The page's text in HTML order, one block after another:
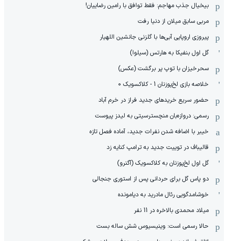
بیخیال جذب مهاجم: فقط توافق با رامین رضاییان!
مربی سابق میلان از دنیا رفت
پیروزی اروپایی آبی‌ها با گلزنی جانشین اللهیار
گل اول بنفیکا به هارتس (سیلوا)
سحرخیزان با توپ پر برگشت (عکس)
خلاصه بازی لخ‌پوزنان 1 - کلاکسویک 0
حضور سریع خریدهای جدید فراز در خرم آباد
رسمی: دروازه‌بان منچسترسیتی به لیدز پیوست
خیبر با اضافه شدن نفرات جدید، آماده فصل تازه
قالیباف در توییت جدید به ترامپ کنایه زد
گل اول لخ‌پوزنان به کلاکسویک (آگنرو)
دو پاس گل برای حردانی پس از استوری جنجالی
خوشامدگویی رئال مادرید به دیامونده
میلاد محمدی بالاخره در 11 نفر
حالا رسمی است: وینیسیوس شش ساله بست